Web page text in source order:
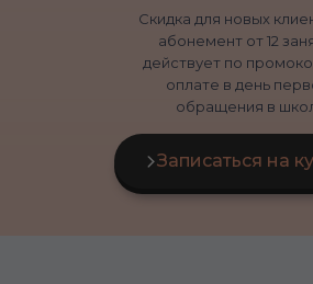
Скидка для новых
абонемент от 12
действует по
оплате в день
обращения в
Записаться на